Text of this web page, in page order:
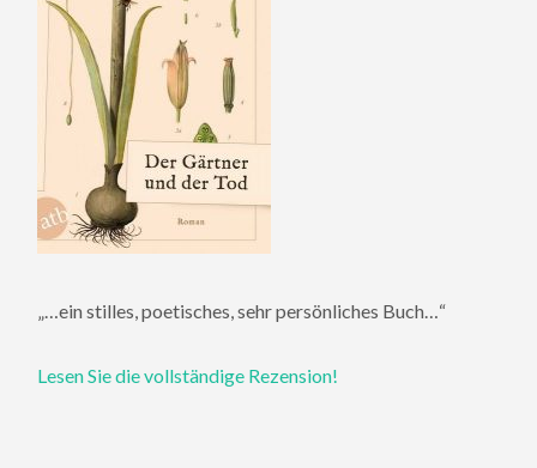
„…ein stilles, poetisches, sehr persönliches Buch…“
Lesen Sie die vollständige Rezension!